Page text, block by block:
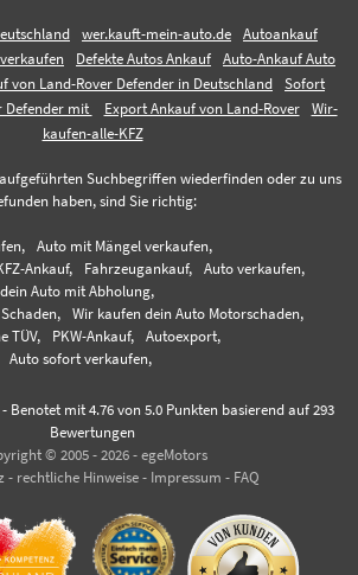
wer.kauft-mein-auto.de
Autoankauf
Defekte Autos Ankauf
Auto-Ankauf Auto
von Land-Rover Defender in Deutschland
Sofort
Defender mit
Export Ankauf von Land-Rover
Wir-
kaufen-alle-KFZ
Suchbegriffen wiederfinden oder zu uns
haben, sind Sie richtig:
Auto mit Mängel verkaufen,
Ankauf, Fahrzeugankauf,
Auto verkaufen,
Auto mit Abholung,
Wir kaufen dein Auto Motorschaden,
TÜV,
PKW-Ankauf,
Autoexport,
Auto sofort verkaufen,
Benotet mit 4.76von 5.0 Punkten basierend auf 293
Bewertungen
© 2005 - 2026 - egeMotors
- rechtliche Hinweise - Impressum - FAQ